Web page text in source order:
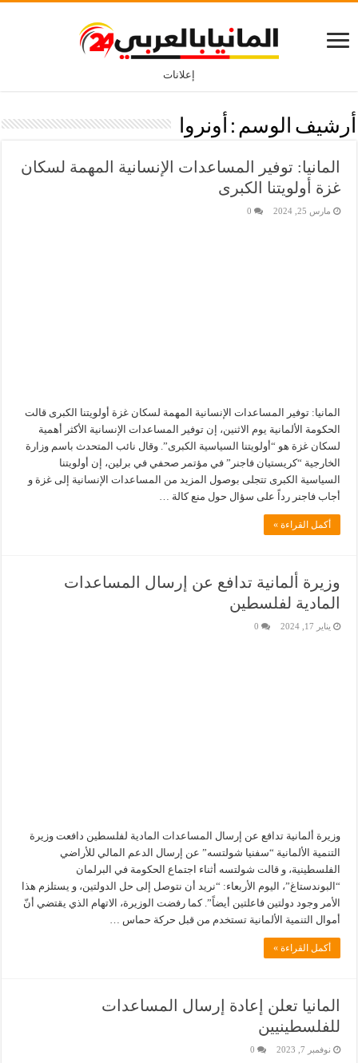
إعلانات
أرشيف الوسم : أونروا
المانيا: توفير المساعدات الإنسانية المهمة لسكان
غزة أولويتنا الكبرى
مارس 25, 2024 0
المانيا: توفير المساعدات الإنسانية المهمة لسكان غزة أولويتنا الكبرى قالت
الحكومة الألمانية يوم الاثنين، إن توفير المساعدات الإنسانية الأكثر أهمية
لسكان غزة هو “أولويتنا السياسية الكبرى”. وقال نائب المتحدث باسم وزارة
الخارجية “كريستيان فاجنر” في مؤتمر صحفي في برلين، إن أولويتنا
السياسية الكبرى تتجلى بوصول المزيد من المساعدات الإنسانية إلى غزة و
أجاب فاجنر رداً على سؤال حول منع كالة …
أكمل القراءة »
وزيرة ألمانية تدافع عن إرسال المساعدات
المادية لفلسطين
يناير 17, 2024 0
وزيرة ألمانية تدافع عن إرسال المساعدات المادية لفلسطين دافعت وزيرة
التنمية الألمانية “سفنيا شولتسه” عن إرسال الدعم المالي للأراضي
الفلسطينية، و قالت شولتسه أثناء اجتماع الحكومة في البرلمان
“البوندستاغ”، اليوم الأربعاء: “نريد أن نتوصل إلى حل الدولتين، و يستلزم هذا
الأمر وجود دولتين فاعلتين أيضاً”. كما رفضت الوزيرة، الاتهام الذي يقتضي أنّ
أموال التنمية الألمانية تستخدم من قبل حركة حماس …
أكمل القراءة »
المانيا تعلن إعادة إرسال المساعدات
للفلسطينيين
نوفمبر 7, 2023 0